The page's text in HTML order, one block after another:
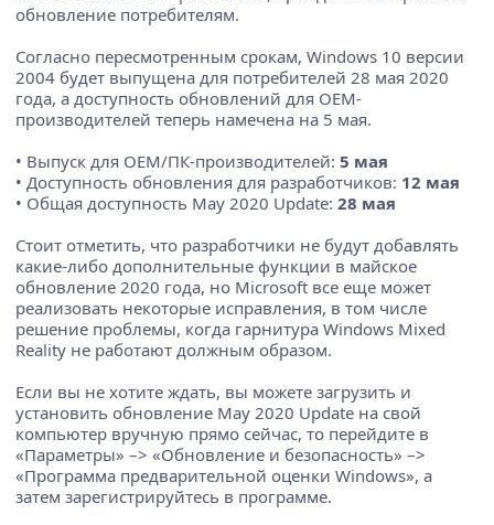
обновление потребителям.
Согласно пересмотренным срокам, Windows 10 версии
2004 будет выпущена для потребителей 28 мая 2020
года, а доступность обновлений для OEM-
производителей теперь намечена на 5 мая.
• Выпуск для OEM/ПК-производителей: 5 мая
• Доступность обновления для разработчиков: 12 мая
• Общая доступность May 2020 Update: 28 мая
Стоит отметить, что разработчики не будут добавлять
какие-либо дополнительные функции в майское
обновление 2020 года, но Microsoft все еще может
реализовать некоторые исправления, в том числе
решение проблемы, когда гарнитура Windows Mixed
Reality не работают должным образом.
Если вы не хотите ждать, вы можете загрузить и
установить обновление May 2020 Update на свой
компьютер вручную прямо сейчас, то перейдите в
«Параметры» –> «Обновление и безопасность» –>
«Программа предварительной оценки Windows», а
затем зарегистрируйтесь в программе.